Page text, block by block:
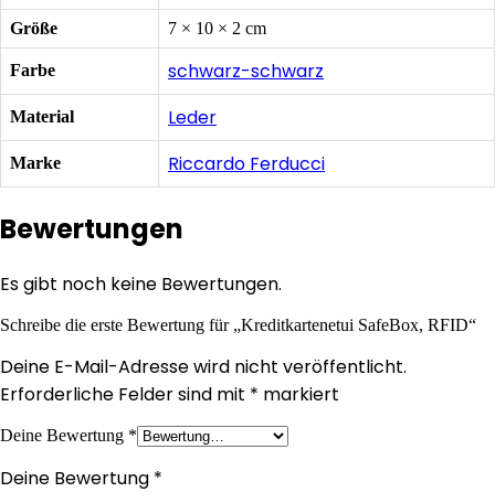
Größe 7 × 10 × 2 cm
Farbe schwarz-schwarz
Material Leder
Marke Riccardo Ferducci
Bewertungen
Es gibt noch keine Bewertungen.
Schreibe die erste Bewertung für „Kreditkartenetui SafeBox, RFID“
Deine E-Mail-Adresse wird nicht veröffentlicht.
Erforderliche Felder sind mit * markiert
Deine Bewertung *
Deine Bewertung *